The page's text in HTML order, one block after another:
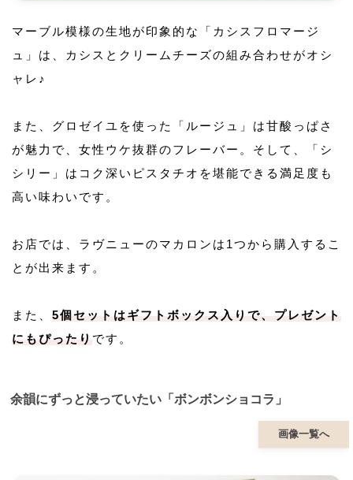
マーブル模様の生地が印象的な「カシスフロマージ
ュ」は、カシスとクリームチーズの組み合わせがオシ
ャレ♪
また、グロゼイユを使った「ルージュ」は甘酸っぱさ
が魅力で、女性ウケ抜群のフレーバー。そして、「シ
シリー」はコク深いピスタチオを堪能できる満足度も
高い味わいです。
お店では、ラヴニューのマカロンは1つから購入するこ
とが出来ます。
また、 5個セットはギフトボックス入りで、プレゼント
にもぴったり です。
余韻にずっと浸っていたい「ボンボンショコラ」
画像一覧へ